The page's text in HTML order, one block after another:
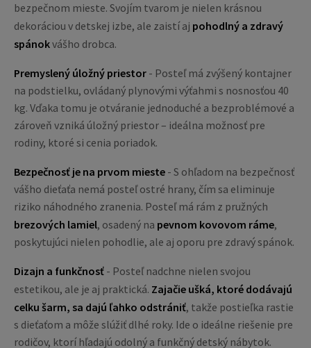
bezpečnom mieste. Svojím tvarom je nielen krásnou
dekoráciou v detskej izbe, ale zaistí aj pohodlný a zdravý
spánokvášho drobca.
Premyslený úložný priestor - Posteľ má zvýšený kontajner
na podstielku, ovládaný plynovými výťahmi s nosnosťou 40
kg. Vďaka tomu je otváranie jednoduché a bezproblémové a
zároveň vzniká úložný priestor – ideálna možnosť pre
rodiny, ktoré si cenia poriadok.
Bezpečnosť je na prvom mieste - S ohľadom na bezpečnosť
vášho dieťaťa nemá posteľ ostré hrany, čím sa eliminuje
riziko náhodného zranenia. Posteľ má rám z pružných
brezových lamiel, osadený na pevnom kovovom ráme,
poskytujúci nielen pohodlie, ale aj oporu pre zdravý spánok.
Dizajn a funkčnosť - Posteľ nadchne nielen svojou
estetikou, ale je aj praktická. Zajačie ušká, ktoré dodávajú
celku šarm, sa dajú ľahko odstrániť, takže postieľka rastie
s dieťaťom a môže slúžiť dlhé roky. Ide o ideálne riešenie pre
rodičov, ktorí hľadajú odolný a funkčný detský nábytok.